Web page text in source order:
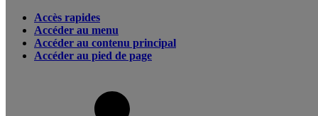
Accès rapides
Accéder au menu
Accéder au contenu principal
Accéder au pied de page